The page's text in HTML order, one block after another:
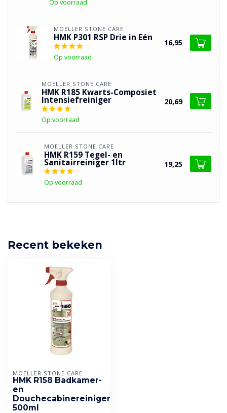
Op voorraad
MOELLER STONE CARE
HMK P301 RSP Drie in Eén
Op voorraad
16,95
MOELLER STONE CARE
HMK R185 Kwarts-Composiet
Intensiefreiniger
Op voorraad
20,69
MOELLER STONE CARE
HMK R159 Tegel- en
Sanitairreiniger 1ltr
Op voorraad
19,25
Recent bekeken
MOELLER STONE CARE
HMK R158 Badkamer-
en
Douchecabinereiniger
500ml